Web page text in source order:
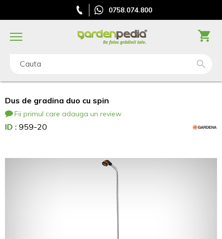
0758.074.800
Cauta
Dus de gradina duo cu spin
Fii primul care adauga un review
ID : 959-20